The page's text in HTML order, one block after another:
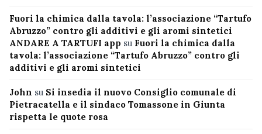
Fuori la chimica dalla tavola: l’associazione “Tartufo
Abruzzo” contro gli additivi e gli aromi sintetici
ANDARE A TARTUFI app su Fuori la chimica dalla
tavola: l’associazione “Tartufo Abruzzo” contro gli
additivi e gli aromi sintetici
John su Si insedia il nuovo Consiglio comunale di
Pietracatella e il sindaco Tomassone in Giunta
rispetta le quote rosa